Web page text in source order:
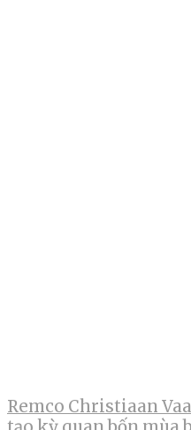
Remco Christiaan